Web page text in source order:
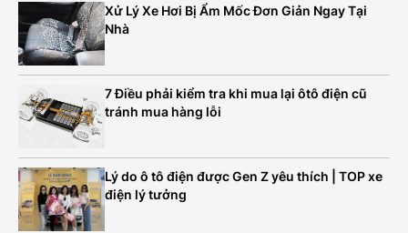
Xử Lý Xe Hơi Bị Ẩm Mốc Đơn Giản Ngay Tại
Nhà
7 Điều phải kiểm tra khi mua lại ôtô điện cũ
tránh mua hàng lỗi
Lý do ô tô điện được Gen Z yêu thích | TOP xe
điện lý tưởng